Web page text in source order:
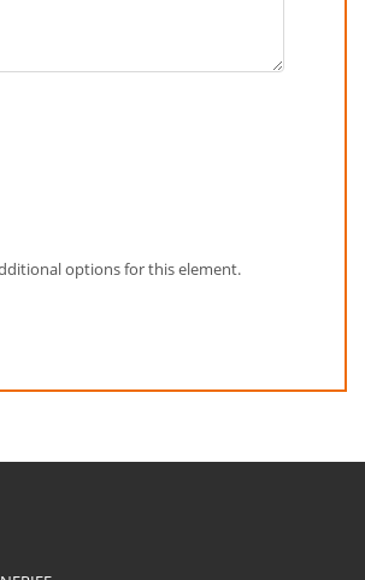
options for this element.